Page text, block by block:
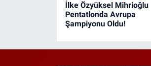
İlke Özyüksel Mihrioğlu
Pentatlonda Avrupa
Şampiyonu Oldu!